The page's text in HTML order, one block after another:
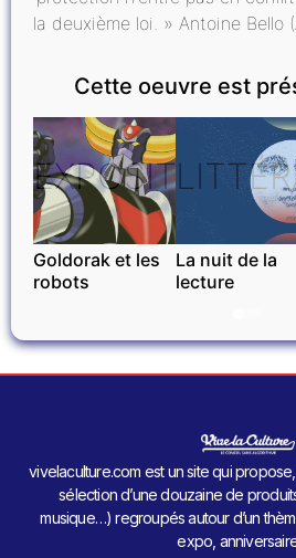
la deuxième loi. » Antoine Bello
Cette oeuvre est
EXPOSITIONS
Goldorak et les
robots
La nuit de la
lecture
vivelaculture.com est un site qui
sélection d’une douzaine de
musique…) regroupés autour d’un
expo,